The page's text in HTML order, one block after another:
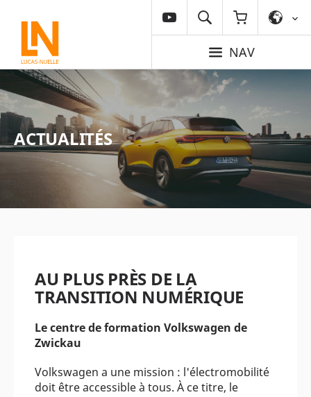
NAV
ACTUALITÉS
AU PLUS PRÈS DE LA
TRANSITION NUMÉRIQUE
Le centre de formation Volkswagen de
Zwickau
Volkswagen a une mission : l'électromobilité
doit être accessible à tous. À ce titre, le